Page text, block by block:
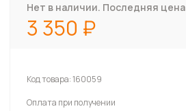
Нет в наличии. Последняя цена
3 350
Код товара:160059
Оплата при получении